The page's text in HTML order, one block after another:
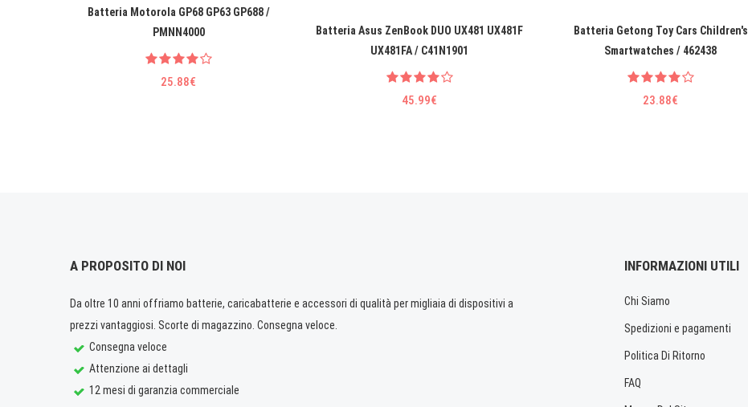
Batteria Motorola GP68 GP63 GP688 /
PMNN4000
25.88€
Batteria Asus ZenBook DUO UX481 UX481F
UX481FA / C41N1901
45.99€
Batteria Getong Toy Cars Children's
Smartwatches / 462438
23.88€
A PROPOSITO DI NOI
Da oltre 10 anni offriamo batterie, caricabatterie e accessori di qualità per migliaia di dispositivi a
prezzi vantaggiosi. Scorte di magazzino. Consegna veloce.
Consegna veloce
Attenzione ai dettagli
12 mesi di garanzia commerciale
INFORMAZIONI UTILI
Chi Siamo
Spedizioni e pagamenti
Politica Di Ritorno
FAQ